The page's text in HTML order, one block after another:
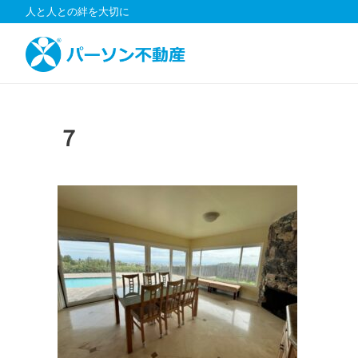
ン
人と人との絆を大切に
７